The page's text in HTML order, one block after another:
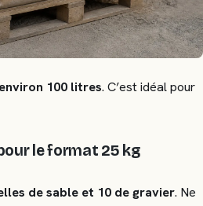
100 litres. C’est idéal pour
le format 25 kg
de sable et 10 de gravier. Ne